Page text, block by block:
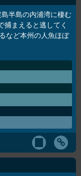
島半島の内浦湾に棲む
捕まえると逃してく
など本州の人魚ほぼ